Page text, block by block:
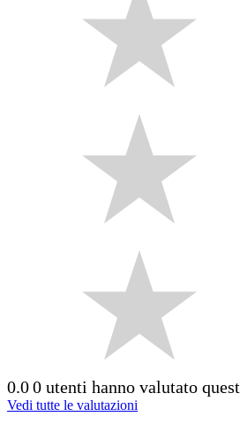
0.00 utenti hanno valutato
Vedi tutte le valutazioni